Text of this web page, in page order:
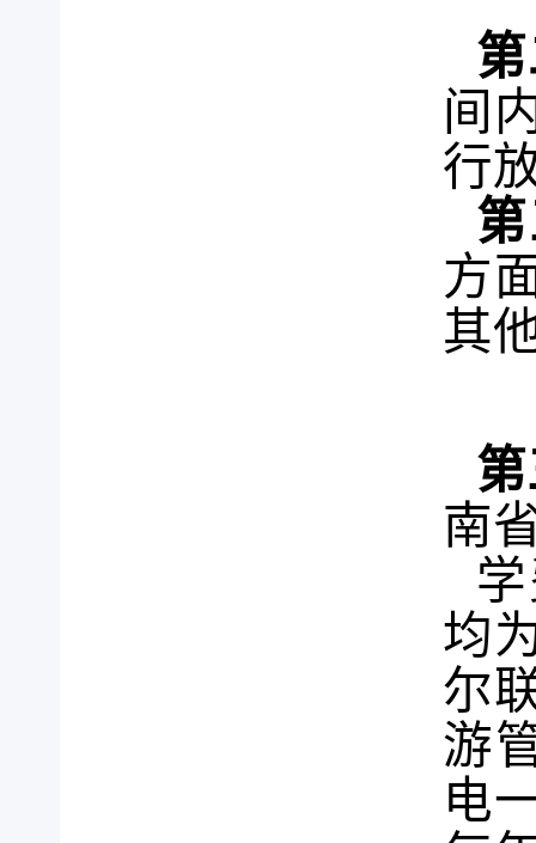
间
行
第
方
其
第
南
均
尔
游
电